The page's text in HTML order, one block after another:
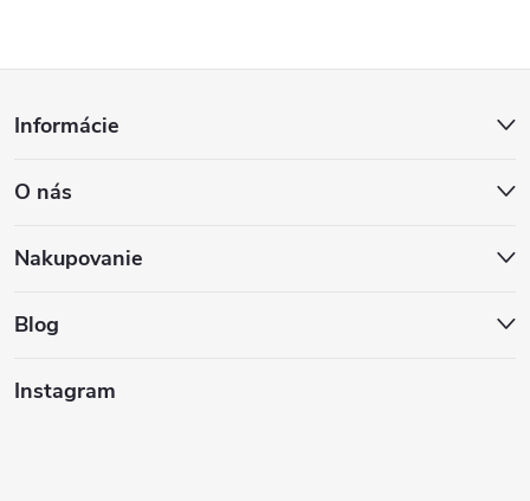
p
ä
Informácie
O nás
Nakupovanie
Blog
Instagram